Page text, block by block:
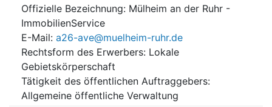
Offizielle Bezeichnung: Mülheim an der Ruhr -
ImmobilienService
E-Mail: a26-ave@muelheim-ruhr.de
Rechtsform des Erwerbers: Lokale
Gebietskörperschaft
Tätigkeit des öffentlichen Auftraggebers:
Allgemeine öffentliche Verwaltung